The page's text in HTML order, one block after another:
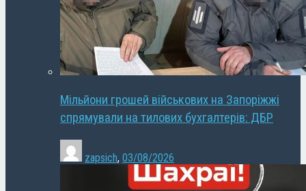
Мільйони грошей військових на Запоріжжі
спрямували на тилових бухгалтерів: ДБР
zapsich, 03/08/2026